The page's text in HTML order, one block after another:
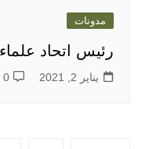
مدونات
رئيس اتحاد
يناير 2, 2021 0